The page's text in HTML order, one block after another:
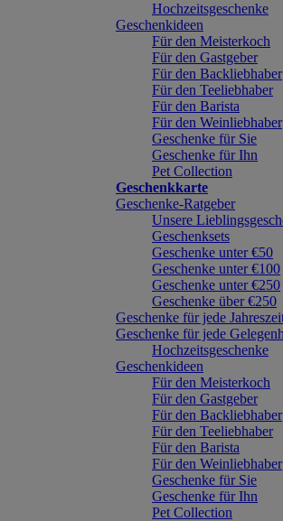
Hochzeitsgeschenke
Geschenkideen
Für den Meisterkoch
Für den Gastgeber
Für den Backliebhaber
Für den Teeliebhaber
Für den Barista
Für den Weinliebhaber
Geschenke für Sie
Geschenke für Ihn
Pet Collection
Geschenkkarte
Geschenke-Ratgeber
Unsere
Geschenksets
Geschenke unter €50
Geschenke unter €100
Geschenke unter €250
Geschenke über €250
Geschenke für jede
Geschenke für jede
Hochzeitsgeschenke
Geschenkideen
Für den Meisterkoch
Für den Gastgeber
Für den Backliebhaber
Für den Teeliebhaber
Für den Barista
Für den Weinliebhaber
Geschenke für Sie
Geschenke für Ihn
Pet Collection